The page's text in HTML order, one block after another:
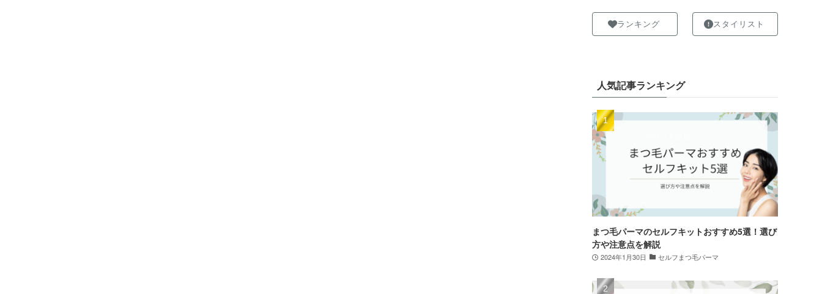
ランキング スタイリスト
人気記事ランキング
まつ毛パーマのセルフキットおすすめ5選！選び
方や注意点を解説
2024年1月30日 セルフまつ毛パーマ